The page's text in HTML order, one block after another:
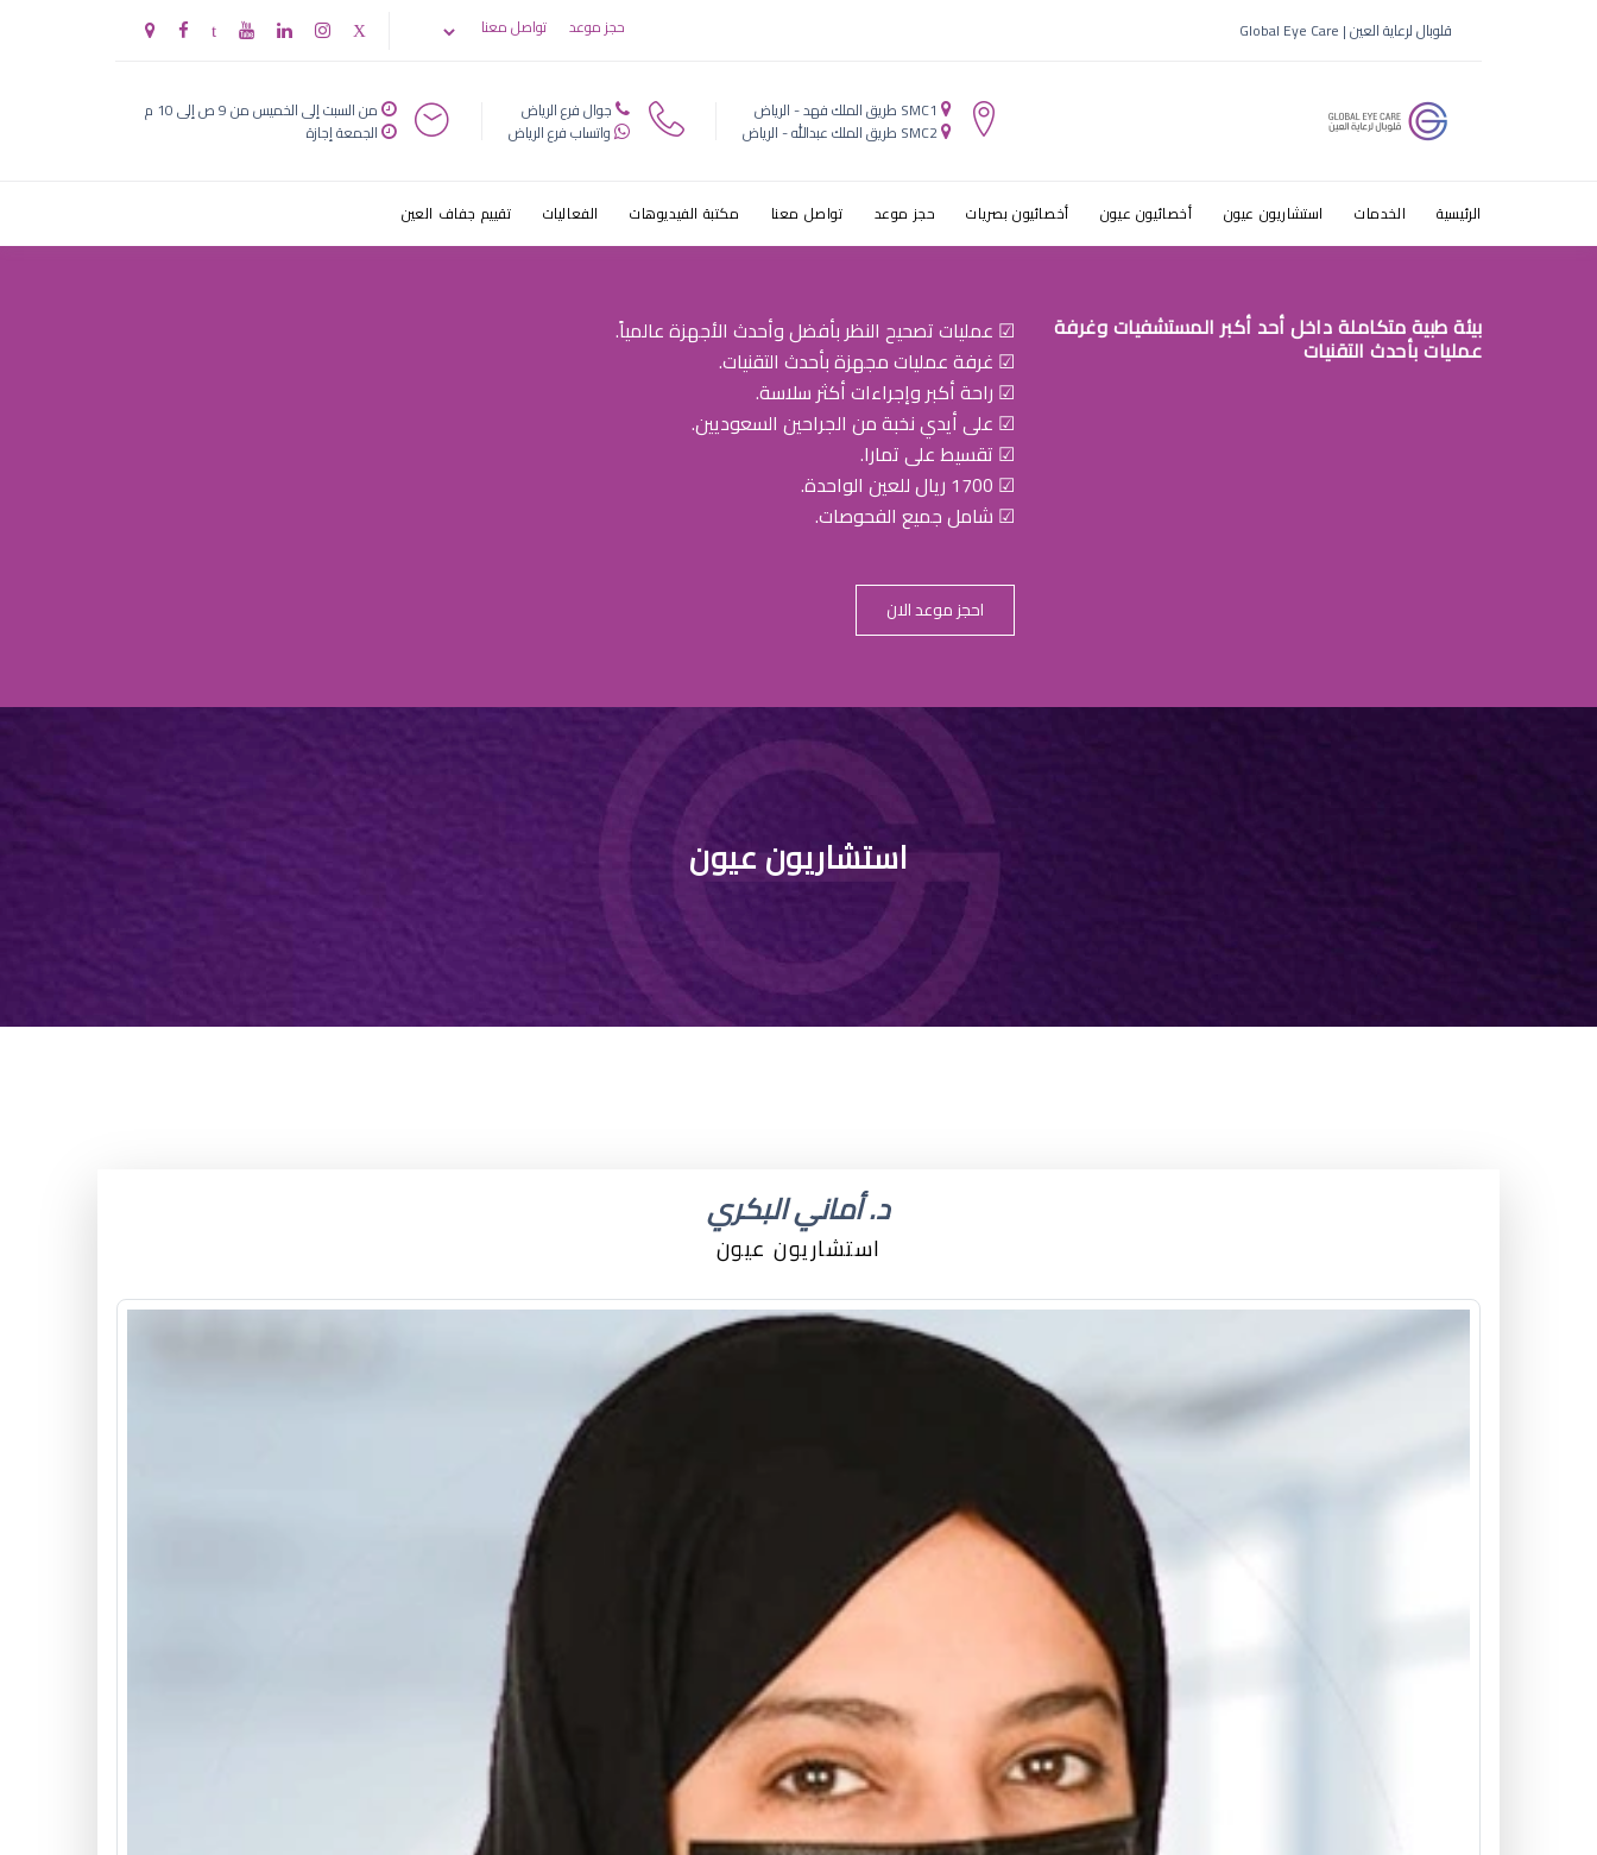
قلوبال لرعاية العين | Global Eye Care حجز موعد تواصل معنا
SMC1 طريق الملك فهد - الرياض
SMC2 طريق الملك عبدالله - الرياض
جوال فرع الرياض
واتساب فرع الرياض
من السبت إلى الخميس من 9 ص إلى 10 م
الجمعة إجازة
الرئيسية الخدمات استشاريون عيون أخصائيون عيون أخصائيون بصريات حجز موعد تواصل معنا مكتبة الفيديوهات الفعاليات تقييم جفاف العين
بيئة طبية متكاملة داخل أحد أكبر المستشفيات وغرفة
عمليات بأحدث التقنيات
☑ عمليات تصحيح النظر بأفضل وأحدث الأجهزة عالمياً.
☑ غرفة عمليات مجهزة بأحدث التقنيات.
☑ راحة أكبر وإجراءات أكثر سلاسة.
☑ على أيدي نخبة من الجراحين السعوديين.
☑ تقسيط على تمارا.
☑ 1700 ريال للعين الواحدة.
☑ شامل جميع الفحوصات.
احجز موعد الان
استشاريون عيون
د. أماني البكري
استشاريون عيون